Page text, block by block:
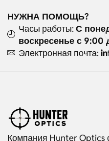
НУЖНА ПОМОЩЬ?
Часы работы: С
воскресенье с 9:00
Электронная почта:
Компания Hunter Optics